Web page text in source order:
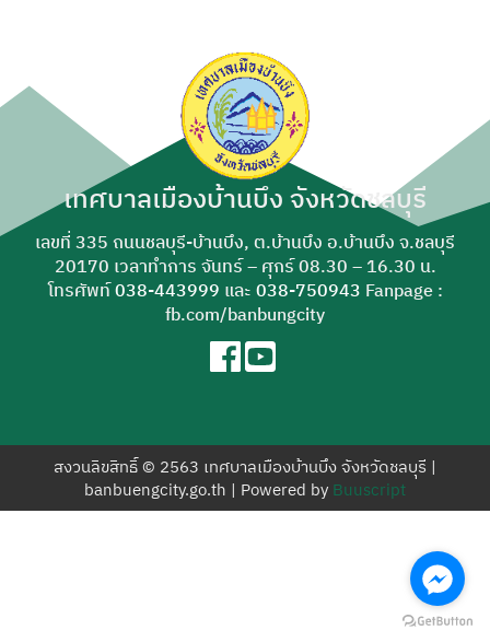
ค้นหา
สำหรับ:
เทศบาลเมืองบ้านบึง จังหวัดชลบุรี
เลขที่ 335 ถนนชลบุรี-บ้านบึง, ต.บ้านบึง อ.บ้านบึง จ.ชลบุรี
20170 เวลาทำการ จันทร์ – ศุกร์ 08.30 – 16.30 น.
โทรศัพท์038-443999 และ 038-750943 Fanpage :
fb.com/banbungcity
สงวนลิขสิทธิ์ © 2563 เทศบาลเมืองบ้านบึง จังหวัดชลบุรี |
banbuengcity.go.th | Powered by Buuscript